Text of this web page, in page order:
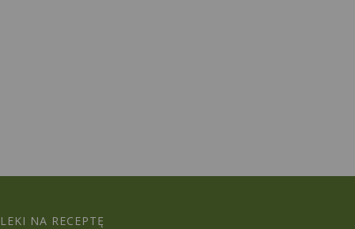
LEKI NA RECEPTĘ